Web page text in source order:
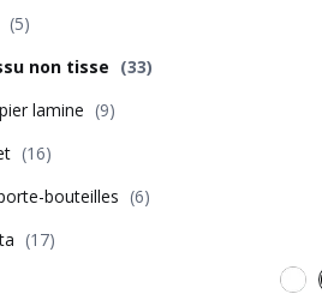
(5)
non tisse (33)
lamine (9)
(16)
bouteilles (6)
(17)